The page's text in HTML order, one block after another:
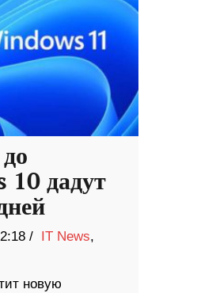
дадут
/ IT News,
новую